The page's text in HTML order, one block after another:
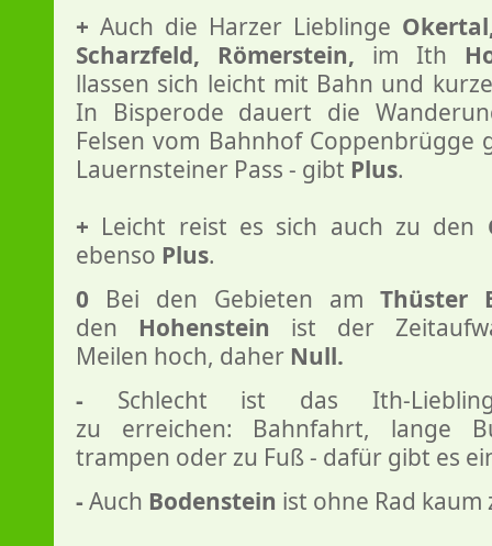
+ Auch die Harzer Lieblinge
Scharzfeld, Römerstein, im Ith
llassen sich leicht mit Bahn und
In Bisperode dauert die
Felsen vom Bahnhof Coppenbrügge
Lauernsteiner Pass - gibt Plus.
+ Leicht reist es sich auch zu den
ebenso Plus.
0 Bei den Gebieten amThüster
den Hohenstein ist der
Meilen hoch, daher Null.
-
Schlecht ist das Ith-
zu erreichen: Bahnfahrt, lange
trampen oder zu Fuß - dafür gibt es
- Auch Bodenstein ist ohne Rad